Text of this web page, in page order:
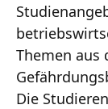
Themen aus
Die